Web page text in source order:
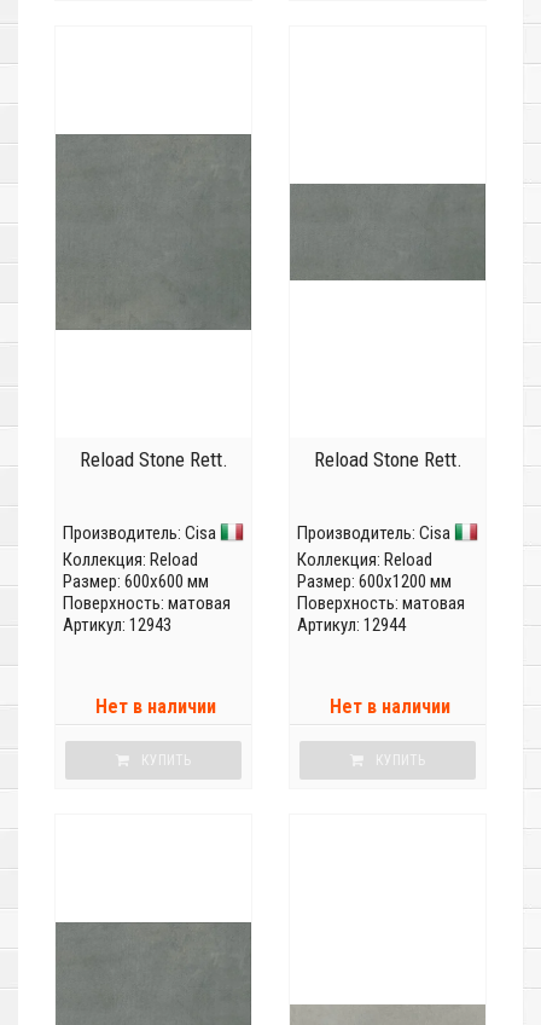
Reload Stone Rett.
Производитель: Cisa
Коллекция: Reload
Размер: 600x600 мм
Поверхность: матовая
Артикул: 12943
Нет в наличии
КУПИТЬ
Reload Stone Rett.
Производитель: Cisa
Коллекция: Reload
Размер: 600x1200 мм
Поверхность: матовая
Артикул: 12944
Нет в наличии
КУПИТЬ